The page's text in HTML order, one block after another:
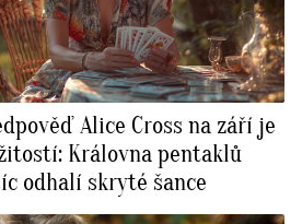
Alice Cross na září je
Královna pentaklů
odhalí skryté šance